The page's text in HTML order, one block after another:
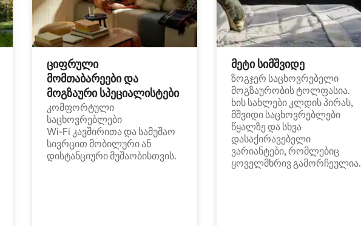
ციფრული
მომთაბარეები და
მოგზაური სპეციალისტები
კომფორტული
საცხოვრებლები
Wi‑Fi კავშირითა და სამუშაო
სივრცით მობილური ან
დისტანციური მუშაობისთვის.
მეტი სიმშვიდე
ზოგჯერ საცხოვრებელი
მოგზაურობის ტოლფასია.
ხის სახლები კლდის პირას,
მშვიდი საცხოვრებლები
წყალზე და სხვა
დასაქირავებელი
ვარიანტები, რომლებიც
ყოველმხრივ გამორჩეულია.